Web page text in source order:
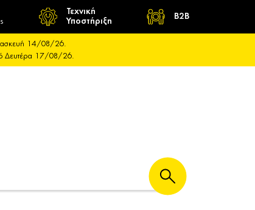
Τεχνική
Υποστήριξη
B2B
14/08/26.
Δευτέρα 17/08/26.